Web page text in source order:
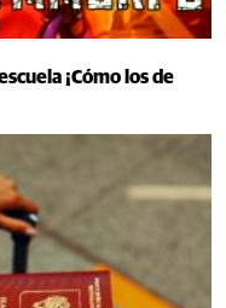
¡Cómo los de